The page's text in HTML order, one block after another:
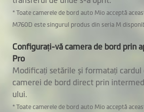
Mod parcare
Înregistrare
eveniment
Aplicație telefon
gratuită
MiVue™ Pro
* Toate camerele de bord auto Mio acceptă
M760D este singurul produs din seria M
Configurați-vă camera de bord prin
Pro
Modificați setările și formatați
camerei de bord direct prin
ului.
* Toate camerele de bord auto Mio acceptă